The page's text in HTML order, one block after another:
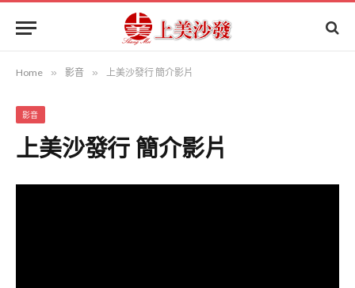
Home » 影音 » 上美沙發行 簡介影片
影音
上美沙發行 簡介影片